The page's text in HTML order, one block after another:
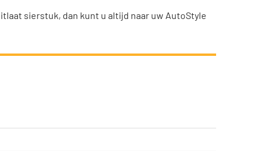
sierstuk, dan kunt u altijd naar uw AutoStyle